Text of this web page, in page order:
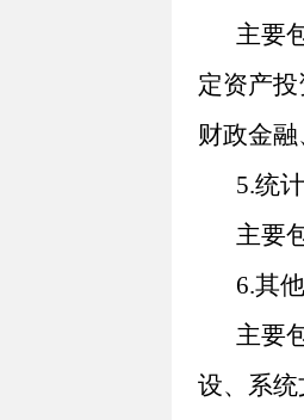
主要
定资产
财政金
5.统
主要
6.其
主要
设、系